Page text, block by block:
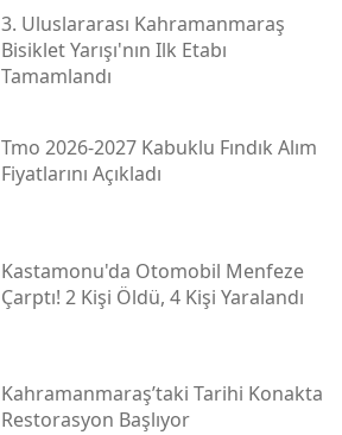
3. Uluslararası Kahramanmaraş
Bisiklet Yarışı'nın Ilk Etabı
Tamamlandı
Tmo 2026-2027 Kabuklu Fındık Alım
Fiyatlarını Açıkladı
Kastamonu'da Otomobil Menfeze
Çarptı! 2 Kişi Öldü, 4 Kişi Yaralandı
Kahramanmaraş’taki Tarihi Konakta
Restorasyon Başlıyor